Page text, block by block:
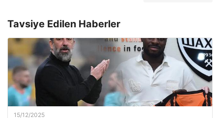
Tavsiye Edilen Haberler
15/12/2025